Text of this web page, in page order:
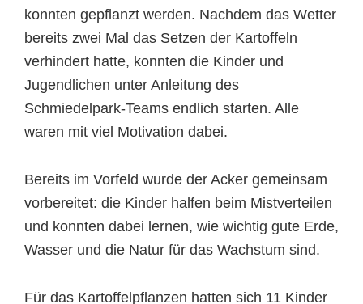
konnten gepflanzt werden. Nachdem das Wetter
bereits zwei Mal das Setzen der Kartoffeln
verhindert hatte, konnten die Kinder und
Jugendlichen unter Anleitung des
Schmiedelpark-Teams endlich starten. Alle
waren mit viel Motivation dabei.
Bereits im Vorfeld wurde der Acker gemeinsam
vorbereitet: die Kinder halfen beim Mistverteilen
und konnten dabei lernen, wie wichtig gute Erde,
Wasser und die Natur für das Wachstum sind.
Für das Kartoffelpflanzen hatten sich 11 Kinder